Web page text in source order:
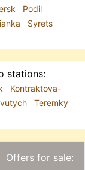
Podil
Syrets
stations:
Kontraktova-
Teremky
Offers for sale: